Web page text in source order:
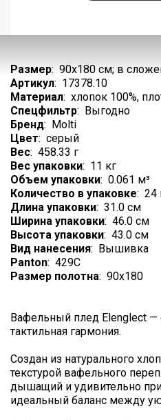
Размер: 90х180 см; в
Артикул: 17378.10
Материал: хлопок 100%,
Спецфильтр: Выгодно
Бренд: Molti
Цвет: серый
Вес: 458.33 г
Вес упаковки: 11 кг
Объем упаковки: 0.061 м³
Количество в упаковке: 24
Длина упаковки: 31.0 см
Ширина упаковки: 46.0 см
Высота упаковки: 43.0 см
Вид нанесения: Вышивка
Panton: 429C
Размер полотна: 90x180
Вафельный плед Elenglect —
тактильная гармония.
Создан из натурального
текстурой вафельного
дышащий и удивительно
идеальный баланс между